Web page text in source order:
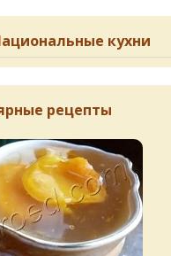
кухни
рецепты